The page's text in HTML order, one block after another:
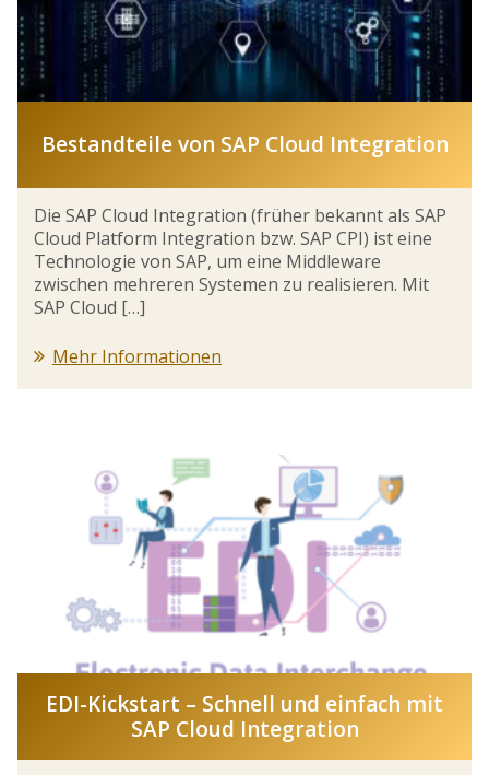
Bestandteile von SAP Cloud Integration
Die SAP Cloud Integration (früher bekannt als SAP
Cloud Platform Integration bzw. SAP CPI) ist eine
Technologie von SAP, um eine Middleware
zwischen mehreren Systemen zu realisieren. Mit
SAP Cloud […]
Mehr Informationen
EDI-Kickstart – Schnell und einfach mit
SAP Cloud Integration